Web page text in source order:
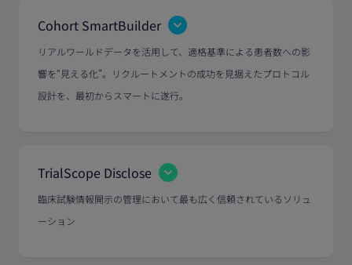
Cohort SmartBuilder
リアルワールドデータを活用して、適格基準による患者数への影
響を“見える化”。リクルートメントの成功を見据えたプロトコル
設計を、最初からスマートに遂行。
TrialScope Disclose
臨床試験情報開示の管理において最も広く信頼されているソリュ
ーション